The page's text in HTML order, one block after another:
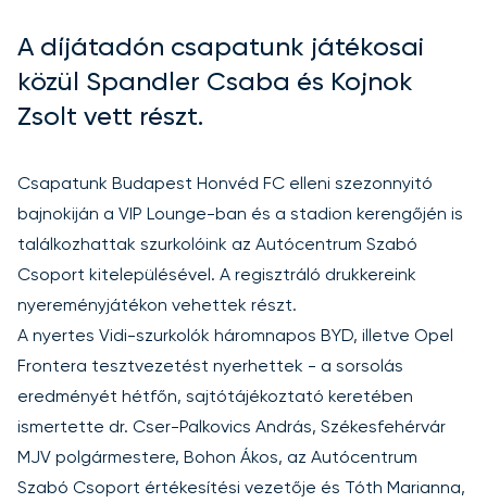
A díjátadón csapatunk játékosai
közül Spandler Csaba és Kojnok
Zsolt vett részt.
Csapatunk Budapest Honvéd FC elleni szezonnyitó
bajnokiján a VIP Lounge-ban és a stadion kerengőjén is
találkozhattak szurkolóink az Autócentrum Szabó
Csoport kitelepülésével. A regisztráló drukkereink
nyereményjátékon vehettek részt.
A nyertes Vidi-szurkolók háromnapos BYD, illetve Opel
Frontera tesztvezetést nyerhettek - a sorsolás
eredményét hétfőn, sajtótájékoztató keretében
ismertette dr. Cser-Palkovics András, Székesfehérvár
MJV polgármestere, Bohon Ákos, az Autócentrum
Szabó Csoport értékesítési vezetője és Tóth Marianna,